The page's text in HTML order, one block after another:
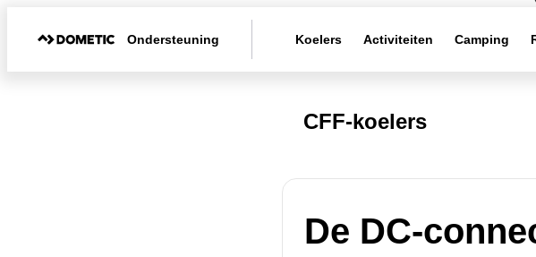
Ondersteuning Koelers Activiteiten Camping
CFF-koelers
De DC-